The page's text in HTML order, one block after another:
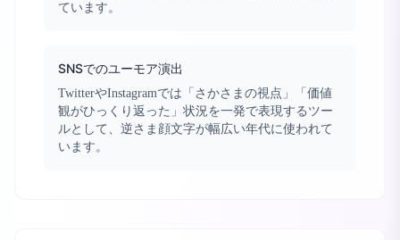
ています。
SNSでのユーモア演出
TwitterやInstagramでは「さかさまの視点」「価値
観がひっくり返った」状況を一発で表現するツー
ルとして、逆さま顔文字が幅広い年代に使われて
います。